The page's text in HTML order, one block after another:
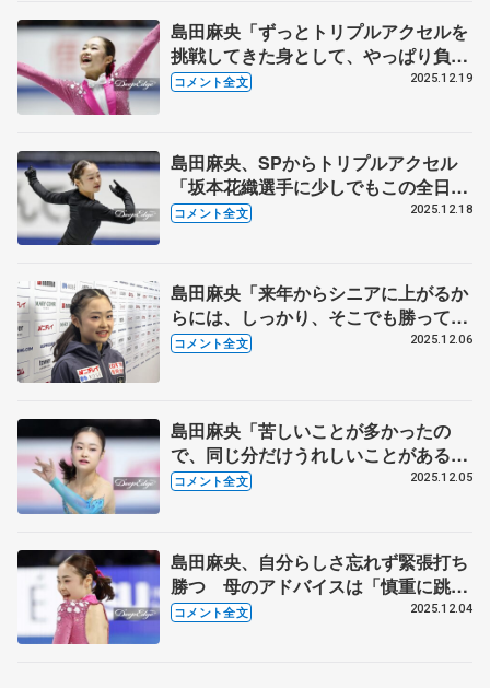
島田麻央「ずっとトリプルアクセルを
挑戦してきた身として、やっぱり負け
られない。フリーでは自分らしいミラ
コメント全文 2025.12.19
島田麻央、SPからトリプルアクセル
「坂本花織選手に少しでもこの全日本
で近づいていけるようにしたい」【全
コメント全文 2025.12.18
島田麻央「来年からシニアに上がるか
らには、しっかり、そこでも勝ってい
きたいと思っている」【ジュニアGP
コメント全文 2025.12.06
島田麻央「苦しいことが多かったの
で、同じ分だけうれしいことがあるっ
ていうふうに信じて」【ジュニアGP
コメント全文 2025.12.05
島田麻央、自分らしさ忘れず緊張打ち
勝つ 母のアドバイスは「慎重に跳ぶ
のは麻央じゃない」【ジュニアGPフ
コメント全文 2025.12.04